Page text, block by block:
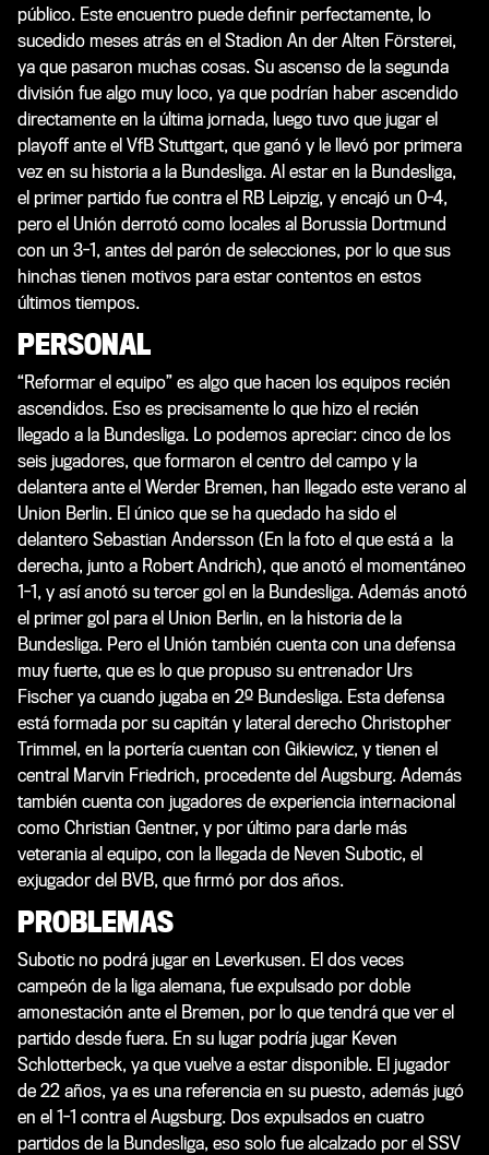
público. Este encuentro puede definir perfectamente, lo
sucedido meses atrás en el Stadion An der Alten Försterei,
ya que pasaron muchas cosas. Su ascenso de la segunda
división fue algo muy loco, ya que podrían haber ascendido
directamente en la última jornada, luego tuvo que jugar el
playoff ante el VfB Stuttgart, que ganó y le llevó por primera
vez en su historia a la Bundesliga. Al estar en la Bundesliga,
el primer partido fue contra el RB Leipzig, y encajó un 0-4,
pero el Unión derrotó como locales al Borussia Dortmund
con un 3-1, antes del parón de selecciones, por lo que sus
hinchas tienen motivos para estar contentos en estos
últimos tiempos.
PERSONAL
“Reformar el equipo” es algo que hacen los equipos recién
ascendidos. Eso es precisamente lo que hizo el recién
llegado a la Bundesliga. Lo podemos apreciar: cinco de los
seis jugadores, que formaron el centro del campo y la
delantera ante el Werder Bremen, han llegado este verano al
Union Berlin. El único que se ha quedado ha sido el
delantero Sebastian Andersson (En la foto el que está a la
derecha, junto a Robert Andrich), que anotó el momentáneo
1-1, y así anotó su tercer gol en la Bundesliga. Además anotó
el primer gol para el Union Berlin, en la historia de la
Bundesliga. Pero el Unión también cuenta con una defensa
muy fuerte, que es lo que propuso su entrenador Urs
Fischer ya cuando jugaba en 2º Bundesliga. Esta defensa
está formada por su capitán y lateral derecho Christopher
Trimmel, en la portería cuentan con Gikiewicz, y tienen el
central Marvin Friedrich, procedente del Augsburg. Además
también cuenta con jugadores de experiencia internacional
como Christian Gentner, y por último para darle más
veterania al equipo, con la llegada de Neven Subotic, el
exjugador del BVB, que firmó por dos años.
PROBLEMAS
Subotic no podrá jugar en Leverkusen. El dos veces
campeón de la liga alemana, fue expulsado por doble
amonestación ante el Bremen, por lo que tendrá que ver el
partido desde fuera. En su lugar podría jugar Keven
Schlotterbeck, ya que vuelve a estar disponible. El jugador
de 22 años, ya es una referencia en su puesto, además jugó
en el 1-1 contra el Augsburg. Dos expulsados en cuatro
partidos de la Bundesliga, eso solo fue alcalzado por el SSV